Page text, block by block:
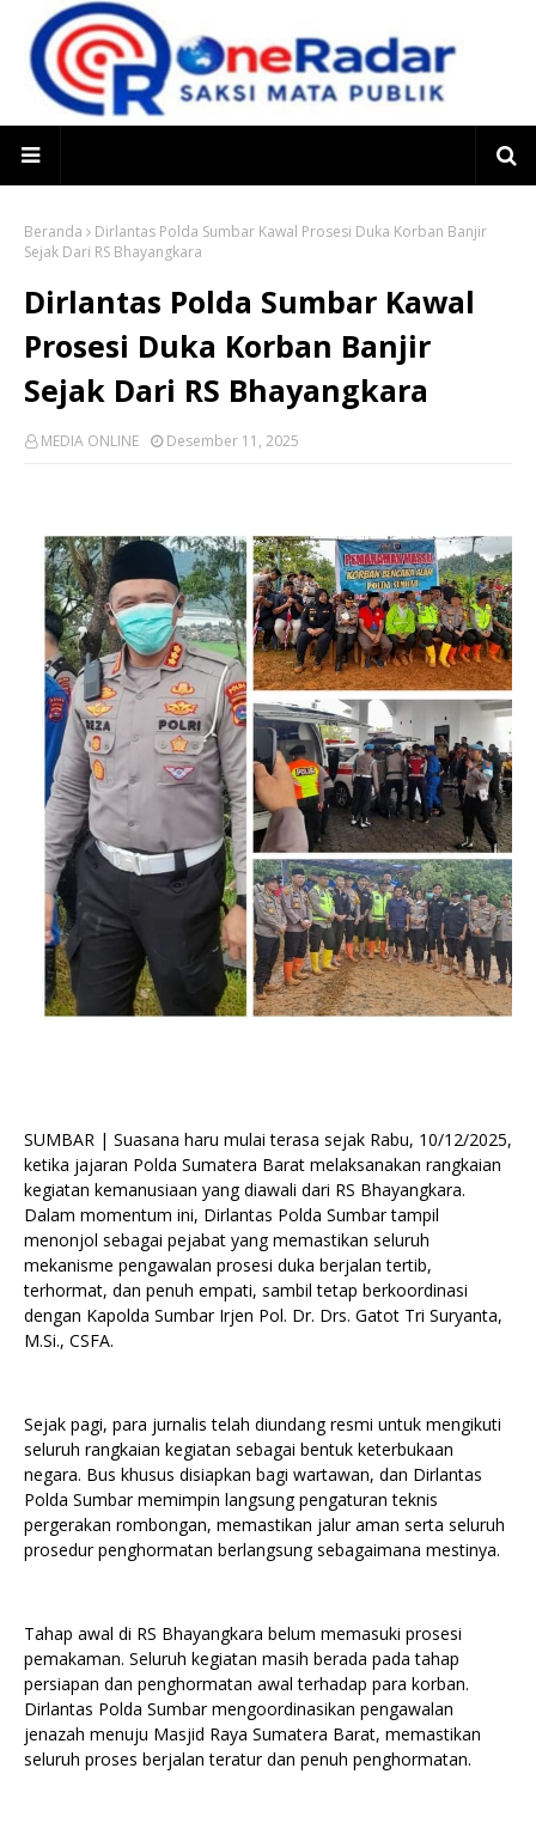
Beranda
Dirlantas Polda Sumbar Kawal Prosesi Duka Korban Banjir
Sejak Dari RS Bhayangkara
Dirlantas Polda Sumbar Kawal
Prosesi Duka Korban Banjir
Sejak Dari RS Bhayangkara
MEDIA ONLINE Desember 11, 2025
SUMBAR | Suasana haru mulai terasa sejak Rabu, 10/12/2025,
ketika jajaran Polda Sumatera Barat melaksanakan rangkaian
kegiatan kemanusiaan yang diawali dari RS Bhayangkara.
Dalam momentum ini, Dirlantas Polda Sumbar tampil
menonjol sebagai pejabat yang memastikan seluruh
mekanisme pengawalan prosesi duka berjalan tertib,
terhormat, dan penuh empati, sambil tetap berkoordinasi
dengan Kapolda Sumbar Irjen Pol. Dr. Drs. Gatot Tri Suryanta,
M.Si., CSFA.
Sejak pagi, para jurnalis telah diundang resmi untuk mengikuti
seluruh rangkaian kegiatan sebagai bentuk keterbukaan
negara. Bus khusus disiapkan bagi wartawan, dan Dirlantas
Polda Sumbar memimpin langsung pengaturan teknis
pergerakan rombongan, memastikan jalur aman serta seluruh
prosedur penghormatan berlangsung sebagaimana mestinya.
Tahap awal di RS Bhayangkara belum memasuki prosesi
pemakaman. Seluruh kegiatan masih berada pada tahap
persiapan dan penghormatan awal terhadap para korban.
Dirlantas Polda Sumbar mengoordinasikan pengawalan
jenazah menuju Masjid Raya Sumatera Barat, memastikan
seluruh proses berjalan teratur dan penuh penghormatan.